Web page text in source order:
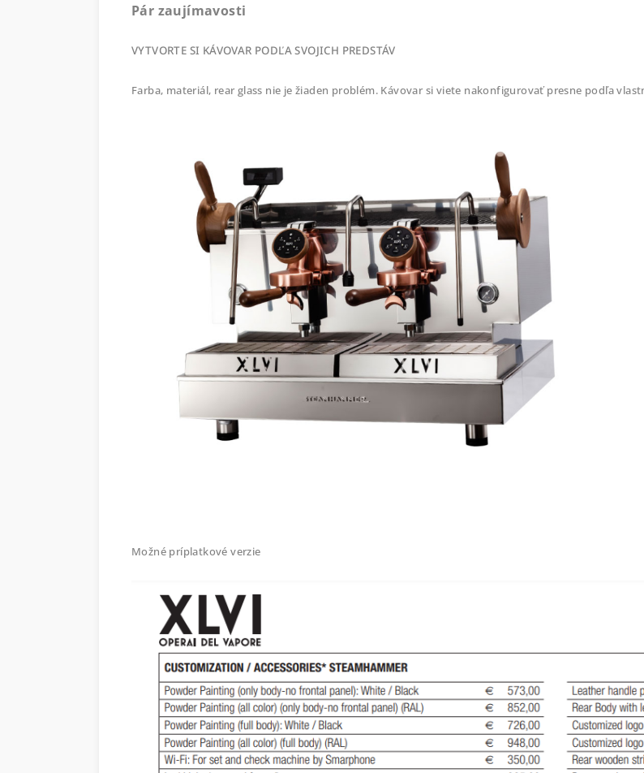
Pár zaujímavosti
VYTVORTE SI KÁVOVAR PODĽA SVOJICH PREDSTÁV
Farba, materiál, rear glass nie je žiaden problém. Kávovar si viete nakonfigurovať presne podľa
Možné príplatkové verzie